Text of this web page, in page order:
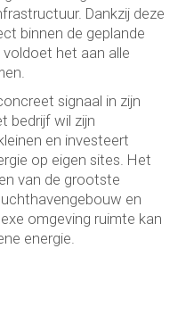
Dankzij deze
binnen de geplande
het aan alle
signaal in zijn
bedrijf wil zijn
en investeert
op eigen sites. Het
van de grootste
en
omgeving ruimte kan
energie.